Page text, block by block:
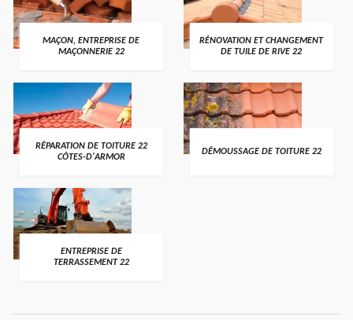
MAÇON, ENTREPRISE DE
MAÇONNERIE 22
RÉNOVATION ET CHANGEMENT
DE TUILE DE RIVE 22
RÉPARATION DE TOITURE 22
CÔTES-D'ARMOR
DÉMOUSSAGE DE TOITURE 22
ENTREPRISE DE
TERRASSEMENT 22